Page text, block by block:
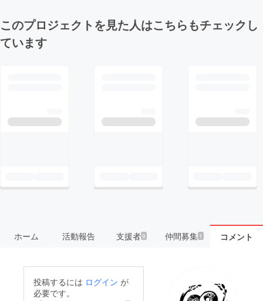
このプロジェクトを見た人はこちらもチェックし
ています
ホーム 活動報告 支援者9 仲間募集 1 コメント
投稿するには ログイン が
必要です。